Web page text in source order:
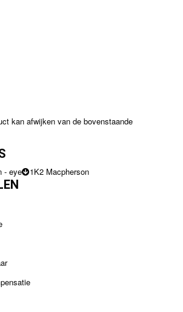
kan afwijken van de bovenstaande
- eye 1K2 Macpherson